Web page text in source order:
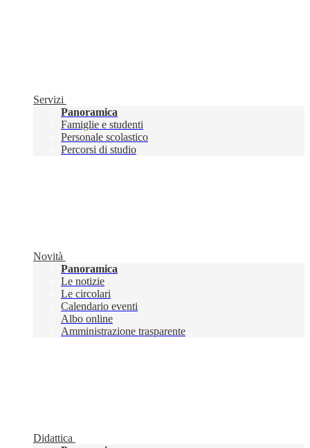
Servizi
Panoramica
Famiglie e studenti
Personale scolastico
Percorsi di studio
Novità
Panoramica
Le notizie
Le circolari
Calendario eventi
Albo online
Amministrazione trasparente
Didattica